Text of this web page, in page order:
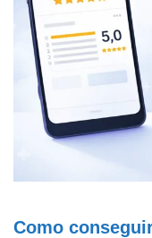
Como
P
r
j
e
t